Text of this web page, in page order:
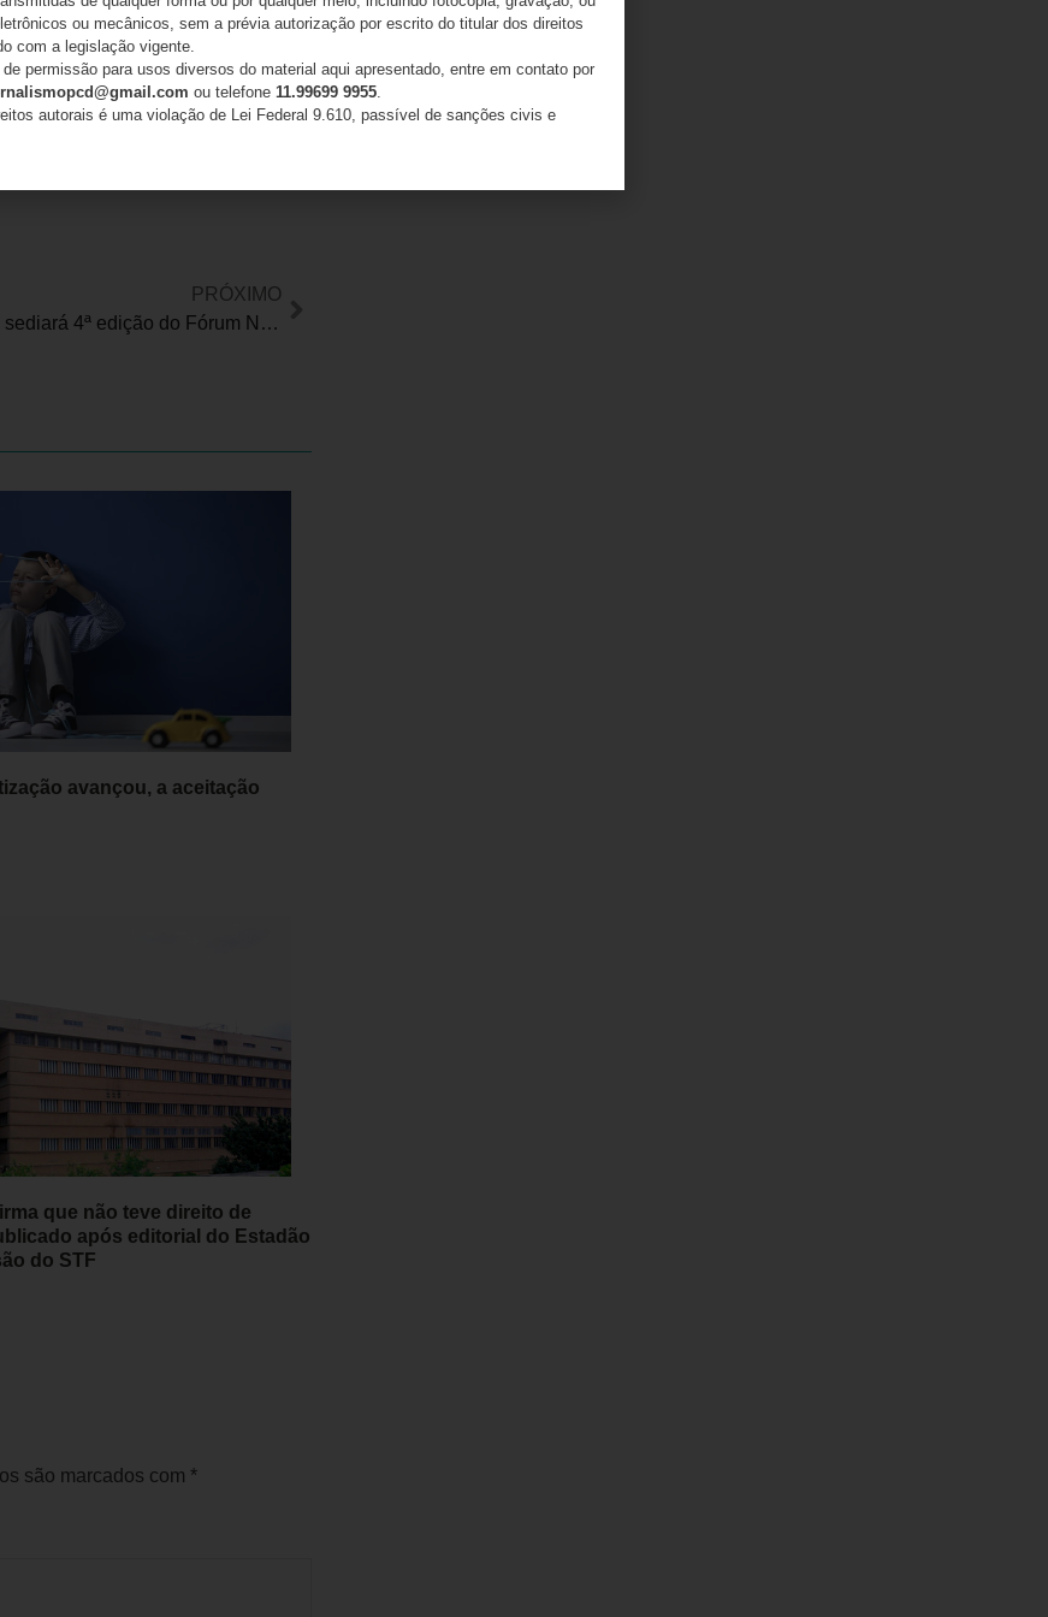
esta notícia:
PRÓXIMO
Foz do Iguaçu sediará 4ª edição do Fórum Nacional de Políticas Públicas de Obesidade
avançou, a aceitação
que não teve direito de
após editorial do Estadão
do STF
são marcados com *
ou mecânicos, sem a prévia autorização por escrito do titular dos direitos
com a legislação vigente.
permissão para usos diversos do material aqui apresentado, entre em contato por
ou telefone 11.99699 9955
autorais é uma violação de Lei Federal 9.610, passível de sanções civis e